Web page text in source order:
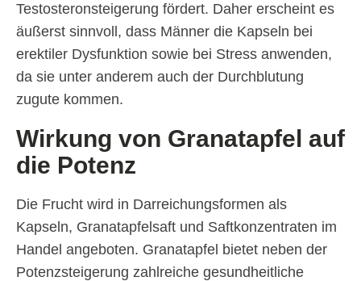
Testosteronsteigerung fördert. Daher erscheint es
äußerst sinnvoll, dass Männer die Kapseln bei
erektiler Dysfunktion sowie bei Stress anwenden,
da sie unter anderem auch der Durchblutung
zugute kommen.
Wirkung von Granatapfel auf
die Potenz
Die Frucht wird in Darreichungsformen als
Kapseln, Granatapfelsaft und Saftkonzentraten im
Handel angeboten. Granatapfel bietet neben der
Potenzsteigerung zahlreiche gesundheitliche